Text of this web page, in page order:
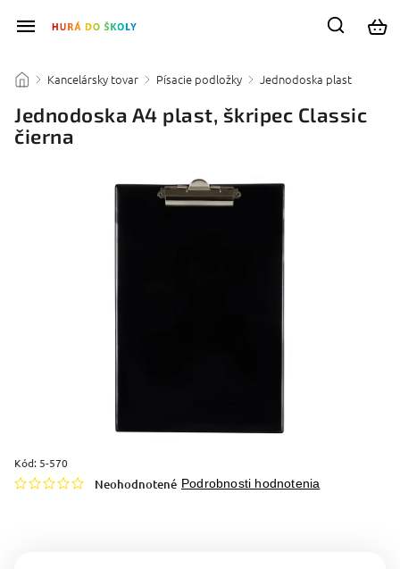
/ Kancelársky tovar / Písacie podložky / Jednodoska plast
Jednodoska A4 plast, škripec Classic
čierna
Kód: 5-570
Neohodnotené Podrobnosti hodnotenia